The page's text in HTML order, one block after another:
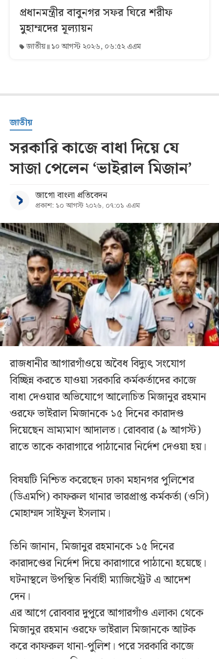
প্রধানমন্ত্রীর বাবুনগর সফর ঘিরে শরীফ
মুহাম্মদের মূল্যায়ন
জাতীয় ১০ আগস্ট ২০২৬, ০৬:৫২ এএম
জাতীয়
সরকারি কাজে বাধা দিয়ে যে
সাজা পেলেন ‘ভাইরাল মিজান’
জাগো বাংলা প্রতিবেদন
প্রকাশ: ১০ আগস্ট ২০২৬, ০৭:০১ এএম
রাজধানীর আগারগাঁওয়ে অবৈধ বিদ্যুৎ সংযোগ
বিচ্ছিন্ন করতে যাওয়া সরকারি কর্মকর্তাদের কাজে
বাধা দেওয়ার অভিযোগে আলোচিত মিজানুর রহমান
ওরফে ভাইরাল মিজানকে ১৫ দিনের কারাদণ্ড
দিয়েছেন ভ্রাম্যমাণ আদালত। রোববার (৯ আগস্ট)
রাতে তাকে কারাগারে পাঠানোর নির্দেশ দেওয়া হয়।
বিষয়টি নিশ্চিত করেছেন ঢাকা মহানগর পুলিশের
(ডিএমপি) কাফরুল থানার ভারপ্রাপ্ত কর্মকর্তা (ওসি)
মোহাম্মদ সাইফুল ইসলাম।
তিনি জানান, মিজানুর রহমানকে ১৫ দিনের
কারাদণ্ডের নির্দেশ দিয়ে কারাগারে পাঠানো হয়েছে।
ঘটনাস্থলে উপস্থিত নির্বাহী ম্যাজিস্ট্রেট এ আদেশ
দেন।
এর আগে রোববার দুপুরে আগারগাঁও এলাকা থেকে
মিজানুর রহমান ওরফে ভাইরাল মিজানকে আটক
করে কাফরুল থানা-পুলিশ। পরে সরকারি কাজে